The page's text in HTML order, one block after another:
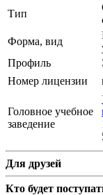
Тип
Форма, вид
Профиль
Номер лицензии
Головное учебное
заведение
Для друзей
Кто будет